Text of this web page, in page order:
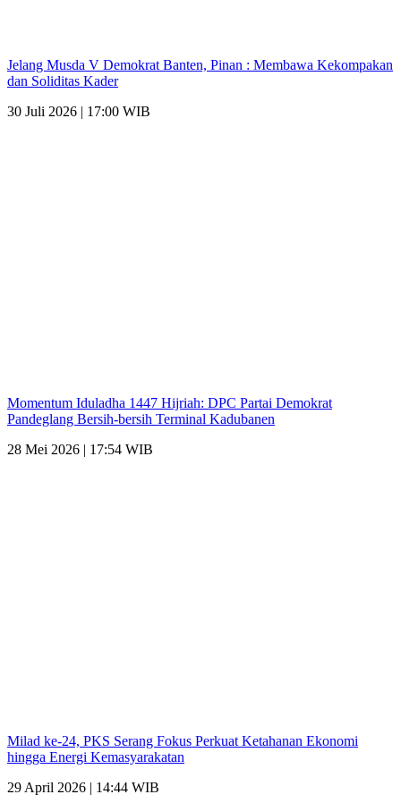
Jelang Musda V Demokrat Banten, Pinan : Membawa Kekompakan
dan Soliditas Kader
30 Juli 2026 | 17:00 WIB
Momentum Iduladha 1447 Hijriah: DPC Partai Demokrat
Pandeglang Bersih-bersih Terminal Kadubanen
28 Mei 2026 | 17:54 WIB
Milad ke-24, PKS Serang Fokus Perkuat Ketahanan Ekonomi
hingga Energi Kemasyarakatan
29 April 2026 | 14:44 WIB